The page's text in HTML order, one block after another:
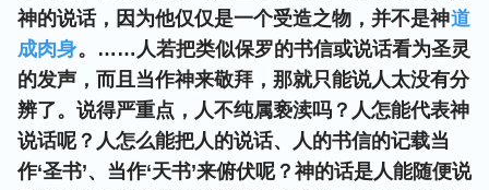
神的说话，因为他仅仅是一个受造之物，并不是神道
成肉身。……人若把类似保罗的书信或说话看为圣灵
的发声，而且当作神来敬拜，那就只能说人太没有分
辨了。说得严重点，人不纯属亵渎吗？人怎能代表神
说话呢？人怎么能把人的说话、人的书信的记载当
作‘圣书’、当作‘天书’来俯伏呢？神的话是人能随便说